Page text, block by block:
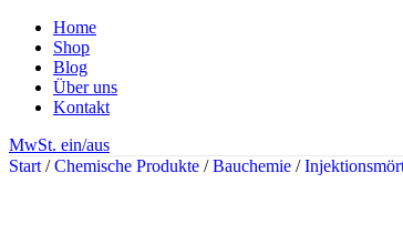
Home
Shop
Blog
Über uns
Kontakt
MwSt. ein/aus
Start / Chemische Produkte / Bauchemie /